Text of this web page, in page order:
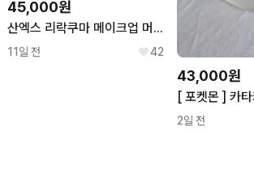
45,000원
산엑스 리락쿠마 메이크업 머그컵 코리락쿠마
11일 전 42
43,000원
2일 전